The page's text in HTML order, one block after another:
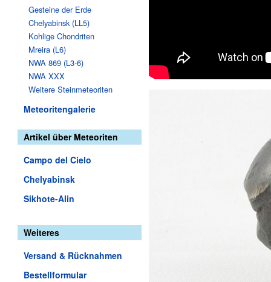
Gesteine der Erde
Chelyabinsk (LL5)
Kohlige Chondriten
Mreira (L6)
NWA 869 (L3-6)
NWA XXX
Weitere Steinmeteoriten
Meteoritengalerie
Artikel über Meteoriten
Campo del Cielo
Chelyabinsk
Sikhote-Alin
Weiteres
Versand & Rücknahmen
Bestellformular